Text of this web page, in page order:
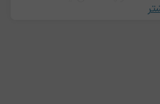
هستند. به این ضایعات